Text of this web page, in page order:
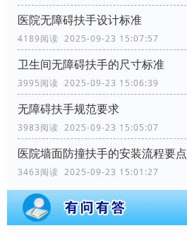
医院无障碍扶手设计标准
4189阅读 2025-09-23 15:07:57
卫生间无障碍扶手的尺寸标准
3995阅读 2025-09-23 15:06:39
无障碍扶手规范要求
3983阅读 2025-09-23 15:05:07
医院墙面防撞扶手的安装流程要点
3463阅读 2025-09-23 15:01:27